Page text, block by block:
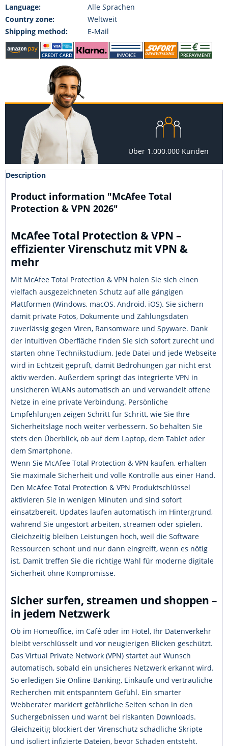
Language:
Alle Sprachen
Country zone:
Weltweit
Shipping method:
E-Mail
Über 1.000.000 Kunden
Description
Product information "McAfee Total
Protection & VPN 2026"
McAfee Total Protection & VPN –
effizienter Virenschutz mit VPN &
mehr
Mit McAfee Total Protection & VPN holen Sie sich einen
vielfach ausgezeichneten Schutz auf alle gängigen
Plattformen (Windows, macOS, Android, iOS). Sie sichern
damit private Fotos, Dokumente und Zahlungsdaten
zuverlässig gegen Viren, Ransomware und Spyware. Dank
der intuitiven Oberfläche finden Sie sich sofort zurecht und
starten ohne Technikstudium. Jede Datei und jede Webseite
wird in Echtzeit geprüft, damit Bedrohungen gar nicht erst
aktiv werden. Außerdem springt das integrierte VPN in
unsicheren WLANs automatisch an und verwandelt offene
Netze in eine private Verbindung. Persönliche
Empfehlungen zeigen Schritt für Schritt, wie Sie Ihre
Sicherheitslage noch weiter verbessern. So behalten Sie
stets den Überblick, ob auf dem Laptop, dem Tablet oder
dem Smartphone.
Wenn Sie McAfee Total Protection & VPN kaufen, erhalten
Sie maximale Sicherheit und volle Kontrolle aus einer Hand.
Den McAfee Total Protection & VPN Produktschlüssel
aktivieren Sie in wenigen Minuten und sind sofort
einsatzbereit. Updates laufen automatisch im Hintergrund,
während Sie ungestört arbeiten, streamen oder spielen.
Gleichzeitig bleiben Leistungen hoch, weil die Software
Ressourcen schont und nur dann eingreift, wenn es nötig
ist. Damit treffen Sie die richtige Wahl für moderne digitale
Sicherheit ohne Kompromisse.
Sicher surfen, streamen und shoppen –
in jedem Netzwerk
Ob im Homeoffice, im Café oder im Hotel, Ihr Datenverkehr
bleibt verschlüsselt und vor neugierigen Blicken geschützt.
Das Virtual Private Network (VPN) startet auf Wunsch
automatisch, sobald ein unsicheres Netzwerk erkannt wird.
So erledigen Sie Online-Banking, Einkäufe und vertrauliche
Recherchen mit entspanntem Gefühl. Ein smarter
Webberater markiert gefährliche Seiten schon in den
Suchergebnissen und warnt bei riskanten Downloads.
Gleichzeitig blockiert der Virenschutz schädliche Skripte
und isoliert infizierte Dateien, bevor Schaden entsteht.